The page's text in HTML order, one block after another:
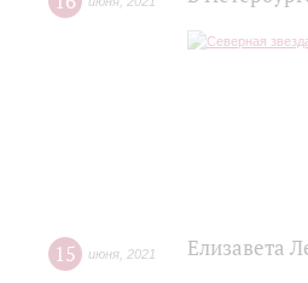
15 июня 2021 Елизавета